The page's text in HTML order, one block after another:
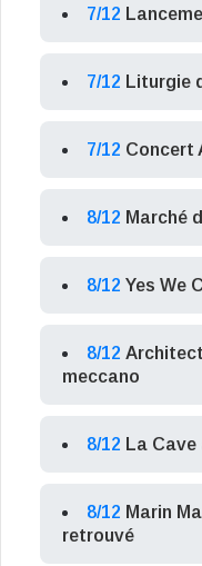
7/12
7/12 Liturgie
7/12 Concert
8/12 Marché
8/12 Yes We
8/12
meccano
8/12 La
8/12 Marin
retrouvé